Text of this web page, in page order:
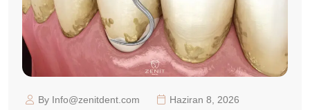
By Info@zenitdent.com Haziran 8, 2026